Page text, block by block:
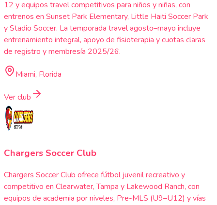
12 y equipos travel competitivos para niños y niñas, con
entrenos en Sunset Park Elementary, Little Haiti Soccer Park
y Stadio Soccer. La temporada travel agosto–mayo incluye
entrenamiento integral, apoyo de fisioterapia y cuotas claras
de registro y membresía 2025/26.
Miami, Florida
Ver club
Chargers Soccer Club
Chargers Soccer Club ofrece fútbol juvenil recreativo y
competitivo en Clearwater, Tampa y Lakewood Ranch, con
equipos de academia por niveles, Pre-MLS (U9–U12) y vías